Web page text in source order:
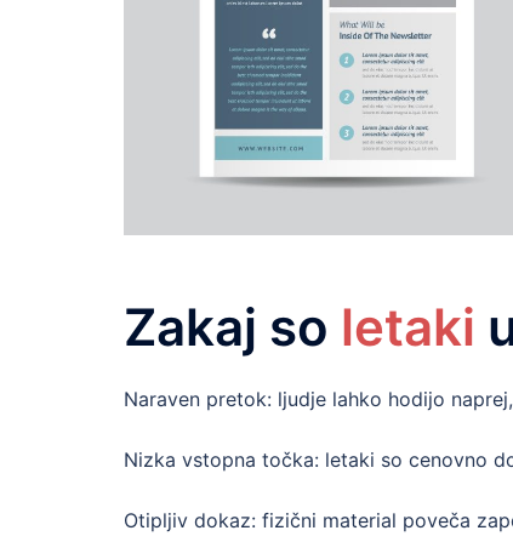
Zakaj so letaki
Naraven pretok: ljudje lahko hodijo
Nizka vstopna točka: letaki so cenovno
Otipljiv dokaz: fizični material poveča